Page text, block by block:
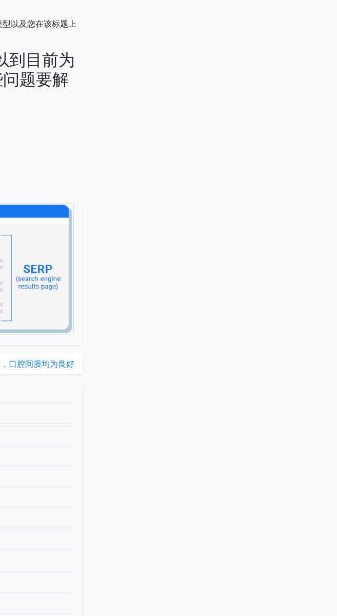
以及您在该标题上
到目前为
题要解
口腔间质均为良好